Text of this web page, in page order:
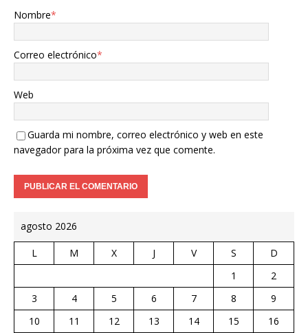
Nombre*
Correo electrónico*
Web
Guarda mi nombre, correo electrónico y web en este
navegador para la próxima vez que comente.
agosto 2026
L M X J V S
D
1
2
3
4 5 6 7 8
9
10
11 12 13 14 15 16